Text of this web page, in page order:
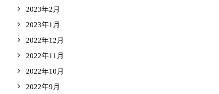
2023年2月
2023年1月
2022年12月
2022年11月
2022年10月
2022年9月